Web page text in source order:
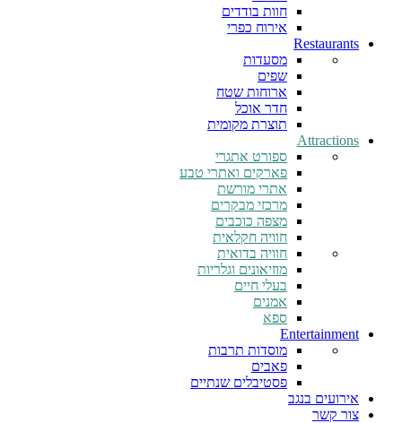
חוות בודדים
אירוח כפרי
Restaurants
מסעדות
שפים
ארוחות שטח
חדר אוכל
תוצרת מקומית
Attractions
ספורט אתגרי
פארקים ואתרי טבע
אתרי מורשת
מרכזי מבקרים
מצפה כוכבים
חוויה חקלאית
חוויה בדואית
מוזיאונים וגלריות
בעלי חיים
אמנים
ספא
Entertainment
מוסדות תרבות
פאבים
פסטיבלים שנתיים
אירועים בנגב
צור קשר